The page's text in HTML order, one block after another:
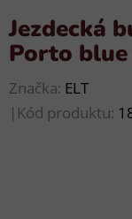
Jezdecká
Porto blue
Značka: ELT
| Kód produktu: